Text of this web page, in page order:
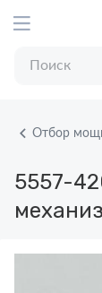
Отбор
5557-